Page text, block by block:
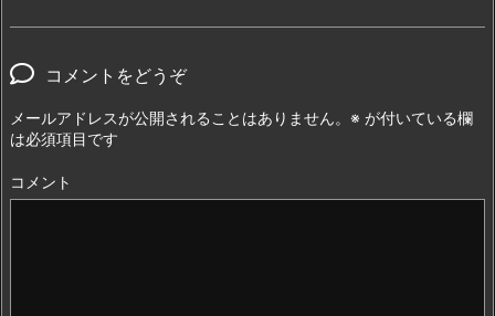
コメントをどうぞ
メールアドレスが公開されることはありません。 ※ が付いている欄
は必須項目です
コメント